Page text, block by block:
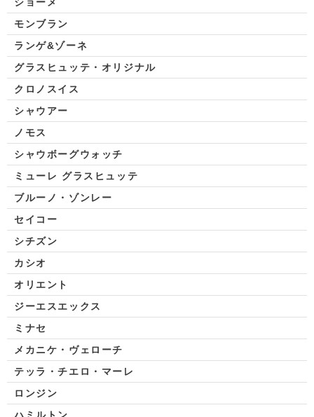
ショーメ
モンブラン
ランゲ&ゾーネ
グラスヒュッテ・オリジナル
クロノスイス
シャウアー
ノモス
シャウボーグウォッチ
ミューレ グラスヒュッテ
ブルーノ・ゾンレー
セイコー
シチズン
カシオ
オリエント
ジーエスエックス
ミナセ
メカニケ・ヴェローチ
テッラ・チエロ・マーレ
ロンジン